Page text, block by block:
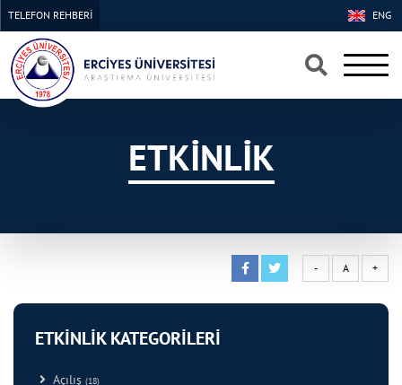
×
×
ENG
TELEFON REHBERİ
ETKİNLİK
- A +
ETKİNLİK KATEGORİLERİ
Açılış (18)